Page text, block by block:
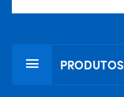
PRODUTOS